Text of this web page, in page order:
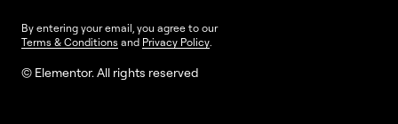
By entering your email, you agree to our
Terms & Conditions and Privacy Policy.
© Elementor. All rights reserved